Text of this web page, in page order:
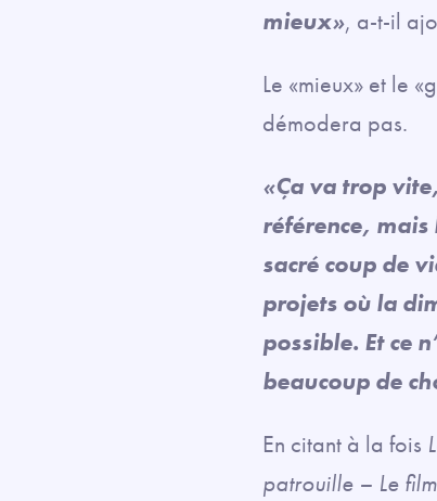
mieux», a-t-il
Le «mieux» et le
démodera pas.
«Ça va trop
référence,
sacré coup de
projets où la
possible. Et ce
beaucoup de
En citant à la fois
patrouille – Le film